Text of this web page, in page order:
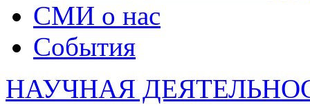
СМИ о нас
События
НАУЧНАЯ